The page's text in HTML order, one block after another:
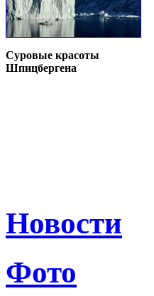
Суровые красоты
Шпицбергена
Новости
Фото